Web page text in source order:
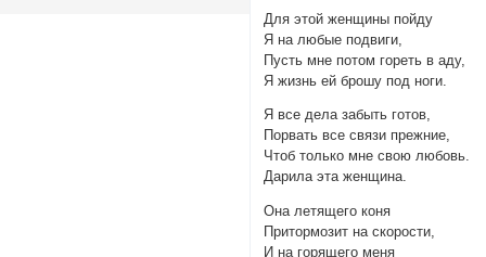
Для этой женщины пойду
Я на любые подвиги,
Пусть мне потом гореть в аду,
Я жизнь ей брошу под ноги.
Я все дела забыть готов,
Порвать все связи прежние,
Чтоб только мне свою любовь.
Дарила эта женщина.
Она летящего коня
Притормозит на скорости,
И на горящего меня